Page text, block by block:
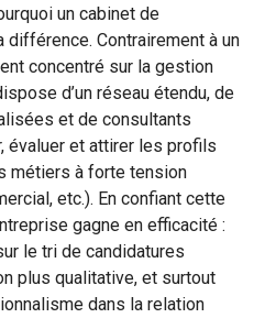
un cabinet de
Contrairement à un
concentré sur la gestion
d’un réseau étendu, de
et de consultants
évaluer et attirer les profils
métiers à forte tension
etc.). En confiant cette
gagne en efficacité :
le tri de candidatures
plus qualitative, et surtout
dans la relation